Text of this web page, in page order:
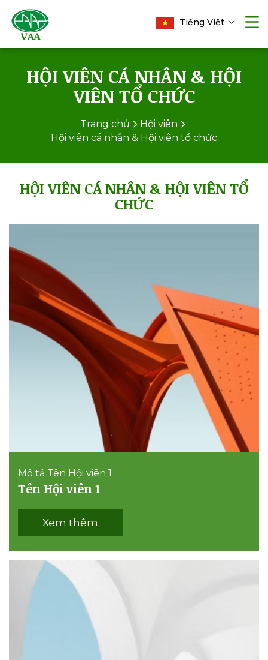
Tiếng Việt
HỘI VIÊN CÁ NHÂN & HỘI
VIÊN TỔ CHỨC
Trang chủ
Hội viên
Hội viên cá nhân & Hội viên tổ chức
HỘI VIÊN CÁ NHÂN & HỘI VIÊN TỔ
CHỨC
Mô tả Tên Hội viên 1
Tên Hội viên 1
Xem thêm